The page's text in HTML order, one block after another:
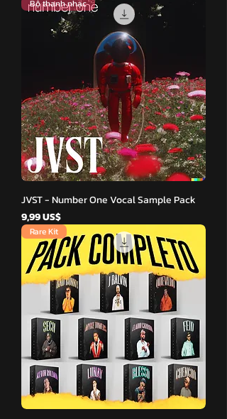
Bộ thanh nhạc
JVST - Number One Vocal Sample Pack
Giá
9,99 US$
Rare Kit